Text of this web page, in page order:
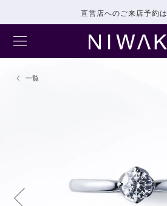
直営店へのご来店予約は
一覧